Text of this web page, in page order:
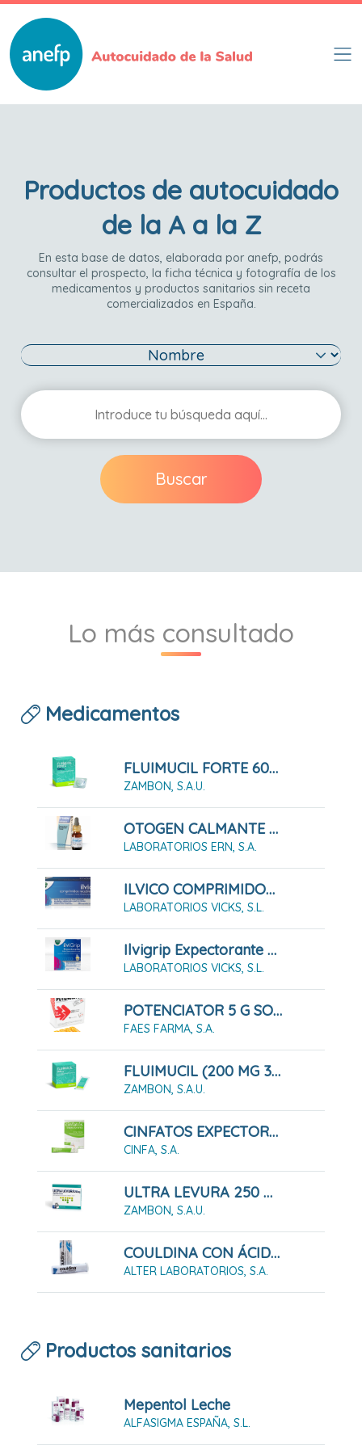
main
content
Productos de autocuidado
de la A a la Z
En esta base de datos, elaborada por anefp, podrás
consultar el prospecto, la ficha técnica y fotografía de los
medicamentos y productos sanitarios sin receta
comercializados en España.
Buscar
Lo más consultado
Medicamentos
FLUIMUCIL FORTE 600 Mg COMPRIMIDOS EFERVESCENTES , 20 Comprimidos
ZAMBON, S.A.U.
OTOGEN CALMANTE (GOTAS OTICAS SOLUCION 7.5 ML)
LABORATORIOS ERN, S.A.
ILVICO COMPRIMIDOS RECUBIERTOS 20 COMPRIMIDOS
LABORATORIOS VICKS, S.L.
Ilvigrip Expectorante Polvo Para Solución Oral
LABORATORIOS VICKS, S.L.
POTENCIATOR 5 G SOLUCIÓN ORAL , 20 AMPOLLAS DE 10 ML
FAES FARMA, S.A.
FLUIMUCIL (200 MG 30 SOBRES GRANULADO)
ZAMBON, S.A.U.
CINFATOS EXPECTORANTE 10 MG + 100 MG SOLUCIÓN ORAL EN SOBRES, 18 SOBRES
CINFA, S.A.
ULTRA LEVURA 250 MG 10 CÁPSULAS DURAS
ZAMBON, S.A.U.
COULDINA CON ÁCIDO ACETILSALICÍLICO 20 COMPRIMIDOS EFERVESCENTES
ALTER LABORATORIOS, S.A.
Productos sanitarios
Mepentol Leche
ALFASIGMA ESPAÑA, S.L.